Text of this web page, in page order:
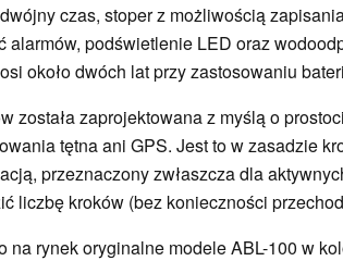
czas, stoper z możliwością
alarmów, podświetlenie LED oraz
około dwóch lat przy zastosowaniu
została zaprojektowana z myślą o
tętna ani GPS. Jest to w zasadzie
przeznaczony zwłaszcza dla
liczbę kroków (bez konieczności
na rynek oryginalne modele ABL-100 w